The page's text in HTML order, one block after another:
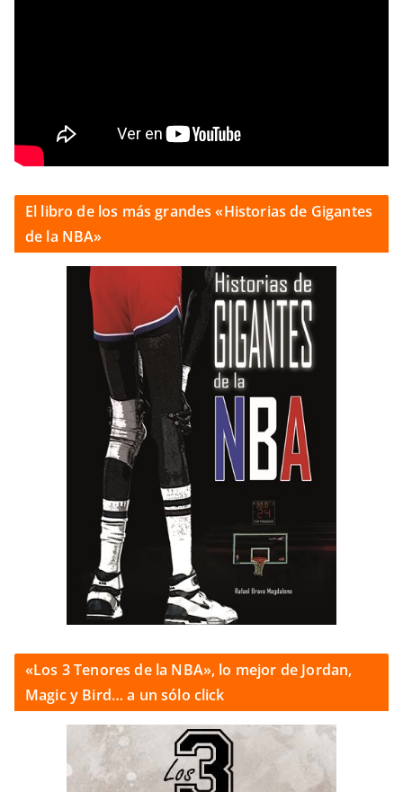
El libro de los más grandes «Historias de Gigantes
de la NBA»
«Los 3 Tenores de la NBA», lo mejor de Jordan,
Magic y Bird… a un sólo click